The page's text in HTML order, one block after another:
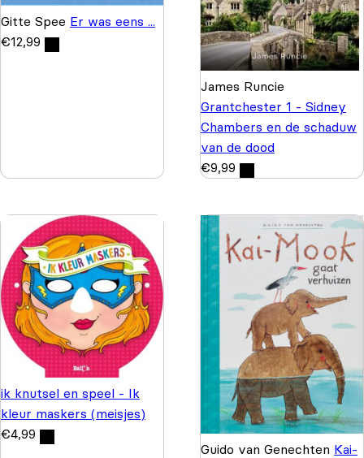
Gitte Spee Er was eens ...
€12,99
James Runcie
Grantchester 1 - Sidney
Chambers en de schaduw
van de dood
€9,99
ik knutsel en speel - Ik
kleur maskers (meisjes)
€4,99
Guido van Genechten Kai-